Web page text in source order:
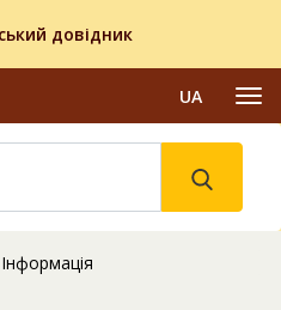
довідник
UA
Інформація